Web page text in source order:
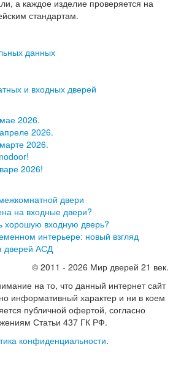
Верда
дверей Лофт
Верда
Дворецкий
Про
Про
Про
ВФД
ВФД
ВФД
ВФД
Арт ВФД
ВФД
ВФД
Adden bau
Bussare
Vantage
для раздвижных дверей
а каждое изделие проверяется на
стандартам.
данных
и входных дверей
2026.
2026.
2026.
2026!
двери
на входные двери?
хорошую входную дверь?
интерьере: новый взгляд
дверей АСД
© 2011 - 2026 Мир дверей 21 век.
на то, что данный интернет сайт
информативный характер и ни в коем
публичной офертой, согласно
Статьи 437 ГК РФ.
конфиденциальности.